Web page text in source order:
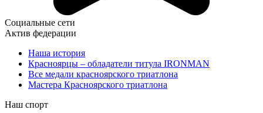
Социальные сети
Актив федерации
Наша история
Красноярцы – обладатели титула IRONMAN
Все медали красноярского триатлона
Мастера Красноярского триатлона
Наш спорт